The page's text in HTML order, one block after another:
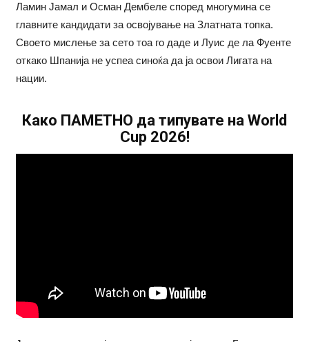
Ламин Јамал и Осман Дембеле според многумина се
главните кандидати за освојување на Златната топка.
Своето мислење за сето тоа го даде и Луис де ла Фуенте
откако Шпанија не успеа синоќа да ја освои Лигата на
нации.
Како ПАМЕТНО да типувате на World
Cup 2026!